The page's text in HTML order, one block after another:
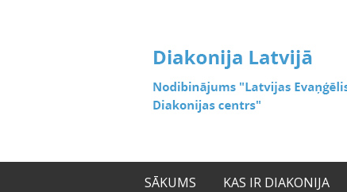
SĀKUMS KAS IR DIAKONIJA